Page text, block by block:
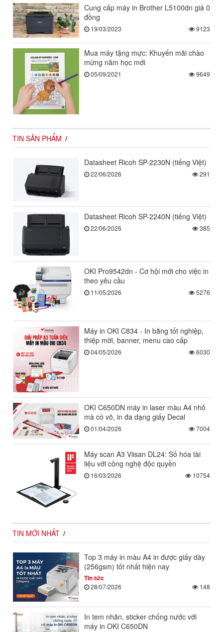
Cung cấp máy in Brother L5100dn giá 0
đồng
19/03/2023 9123
Mua máy tặng mực: Khuyến mãi chào
mừng năm học mới
05/09/2021 9649
TIN SẢN PHẨM
Datasheet Ricoh SP-2230N (tiếng Việt)
22/06/2026 291
Datasheet Ricoh SP-2240N (tiếng Việt)
22/06/2026 385
OKI Pro9542dn - Cơ hội mới cho việc in
theo yêu cầu
11/05/2026 5276
Máy in OKI C834 - In bằng tốt nghiệp,
thiệp mời, banner, menu cao cấp
04/05/2026 6030
OKI C650DN máy in laser màu A4 nhỏ
mà có võ, in đa dạng giấy Decal
01/04/2026 7004
Máy scan A3 Viisan DL24: Số hóa tài
liệu với công nghệ độc quyền
16/03/2026 10754
TIN MỚI NHẤT
Top 3 máy in màu A4 in được giấy dày
(256gsm) tốt nhất hiện nay
Tin tức
28/07/2026 148
In tem nhãn, sticker chống nước với
máy in OKI C650DN